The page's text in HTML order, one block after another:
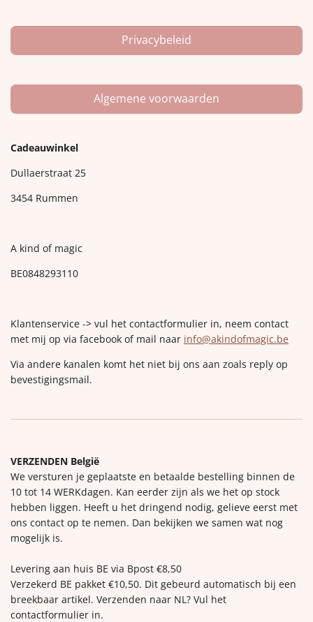
Privacybeleid
Algemene voorwaarden
Cadeauwinkel
Dullaerstraat 25
3454 Rummen
A kind of magic
BE0848293110
Klantenservice -> vul het contactformulier in, neem contact
met mij op via facebook of mail naar info@akindofmagic.be
Via andere kanalen komt het niet bij ons aan zoals reply op
bevestigingsmail.
VERZENDEN België
We versturen je geplaatste en betaalde bestelling binnen de
10 tot 14 WERKdagen. Kan eerder zijn als we het op stock
hebben liggen. Heeft u het dringend nodig, gelieve eerst met
ons contact op te nemen. Dan bekijken we samen wat nog
mogelijk is.
Levering aan huis BE via Bpost €8,50
Verzekerd BE pakket €10,50. Dit gebeurd automatisch bij een
breekbaar artikel. Verzenden naar NL? Vul het
contactformulier in.